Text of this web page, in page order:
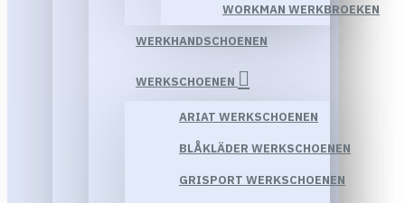
WORKMAN WERKBROEKEN
WERKHANDSCHOENEN
WERKSCHOENEN
ARIAT WERKSCHOENEN
BLÅKLÄDER WERKSCHOENEN
GRISPORT WERKSCHOENEN